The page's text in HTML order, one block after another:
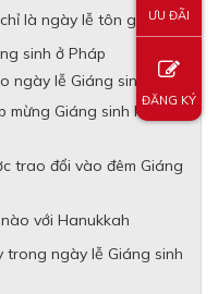
là ngày lễ tôn giáo:
sinh ở Pháp
ngày lễ Giáng sinh
mừng Giáng sinh không
trao đổi vào đêm Giáng
với Hanukkah
ngày lễ Giáng sinh
ƯU ĐÃI
ĐĂNG KÝ